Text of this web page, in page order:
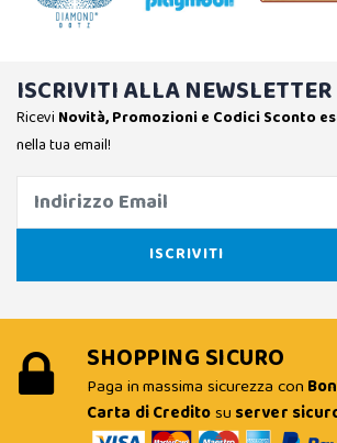
ISCRIVITI ALLA NEWSLETTER
Ricevi Novità, Promozioni e Codici Sconto
nella tua email!
SHOPPING SICURO
Paga in massima sicurezza con
Carta di Creditosu server